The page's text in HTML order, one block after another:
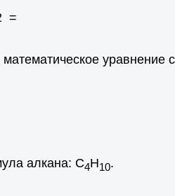
=
уравнение
алкана: С4Н10.